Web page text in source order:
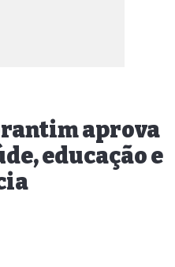
aprova
educação e